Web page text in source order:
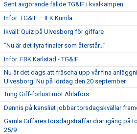
Sent avgörande fällde TG&IF i kvalkampen
Inför: TG&IF – IFK Kumla
Ikväll: Quiz på Ulvesborg för giffare
”Nu är det fyra finaler som återstår...”
Inför: FBK Karlstad - TG&IF
Nu är det dags att fräscha upp vår fina
Ulvesborg. Nu på lördag den 20 september
Tung Giff-förlust mot Ahlafors
Dennis på kansliet jobbar torsdagskvällar
Gamla Giffares torsdagsträffar drar igång på
25/9